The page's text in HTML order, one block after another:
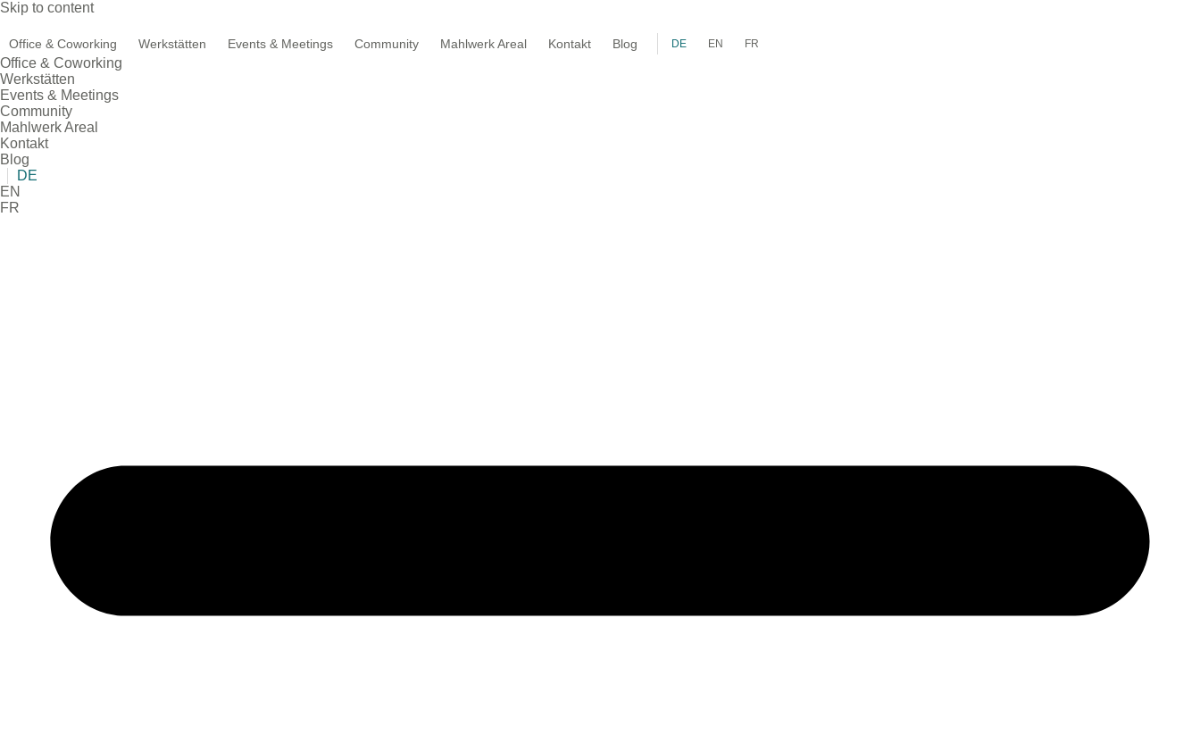
Skip to content
Office & Coworking Werkstätten Events & Meetings Community Mahlwerk Areal Kontakt Blog DE EN FR
Office & Coworking
Werkstätten
Events & Meetings
Community
Mahlwerk Areal
Kontakt
Blog
DE
EN
FR